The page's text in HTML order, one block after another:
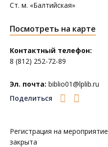
Ст. м. «Балтийская»
Посмотреть на карте
Контактный телефон:
8 (812) 252-72-89
Эл. почта: biblio01@lplib.ru
Поделиться
Регистрация на мероприятие
закрыта